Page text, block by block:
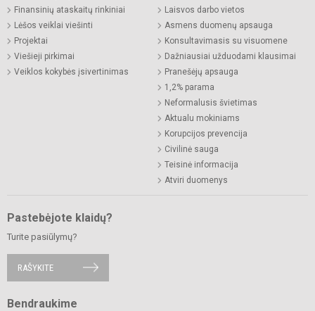
Finansinių ataskaitų rinkiniai
Lėšos veiklai viešinti
Projektai
Viešieji pirkimai
Veiklos kokybės įsivertinimas
Laisvos darbo vietos
Asmens duomenų apsauga
Konsultavimasis su visuomene
Dažniausiai užduodami klausimai
Pranešėjų apsauga
1,2% parama
Neformalusis švietimas
Aktualu mokiniams
Korupcijos prevencija
Civilinė sauga
Teisinė informacija
Atviri duomenys
Pastebėjote klaidų?
Turite pasiūlymų?
RAŠYKITE
Bendraukime